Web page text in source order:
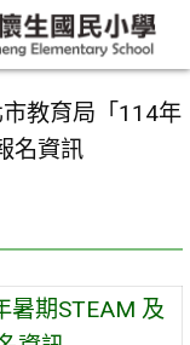
教育局「114年
名資訊
暑期STEAM 及